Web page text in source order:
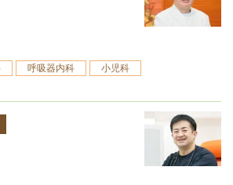
呼吸器内科 小児科